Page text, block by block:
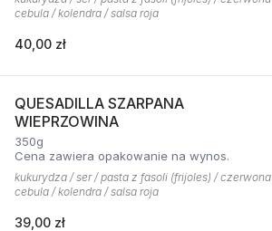
cebula / kolendra / salsa roja
40,00 zł
QUESADILLA SZARPANA
WIEPRZOWINA
350g
Cena zawiera opakowanie na wynos.
kukurydza / ser / pasta z fasoli (frijoles) / czerwona
cebula / kolendra / salsa roja
39,00 zł